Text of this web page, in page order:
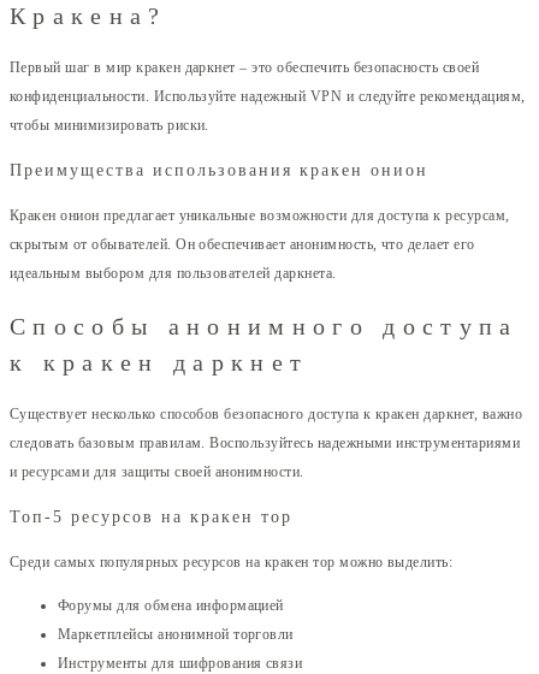
Кракена?
Первый шаг в мир кракен даркнет – это обеспечить безопасность своей
конфиденциальности. Используйте надежный VPN и следуйте рекомендациям,
чтобы минимизировать риски.
Преимущества использования кракен онион
Кракен онион предлагает уникальные возможности для доступа к ресурсам,
скрытым от обывателей. Он обеспечивает анонимность, что делает его
идеальным выбором для пользователей даркнета.
Способы анонимного доступа
к кракен даркнет
Существует несколько способов безопасного доступа к кракен даркнет, важно
следовать базовым правилам. Воспользуйтесь надежными инструментариями
и ресурсами для защиты своей анонимности.
Топ-5 ресурсов на кракен тор
Среди самых популярных ресурсов на кракен тор можно выделить:
Форумы для обмена информацией
Маркетплейсы анонимной торговли
Инструменты для шифрования связи